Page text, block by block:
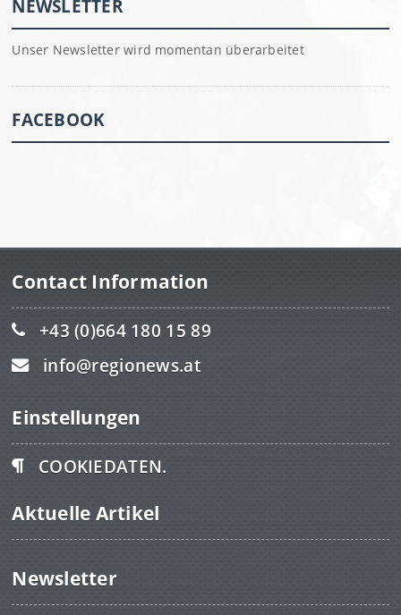
NEWSLETTER
Unser Newsletter wird momentan überarbeitet
FACEBOOK
Contact Information
+43 (0)664 180 15 89
info@regionews.at
Einstellungen
COOKIEDATEN.
Aktuelle Artikel
Newsletter